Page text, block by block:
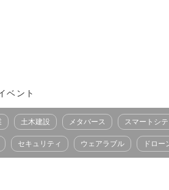
ベント
土木建設 メタバース スマートシテ
セキュリティ ウェアラブル ドロー